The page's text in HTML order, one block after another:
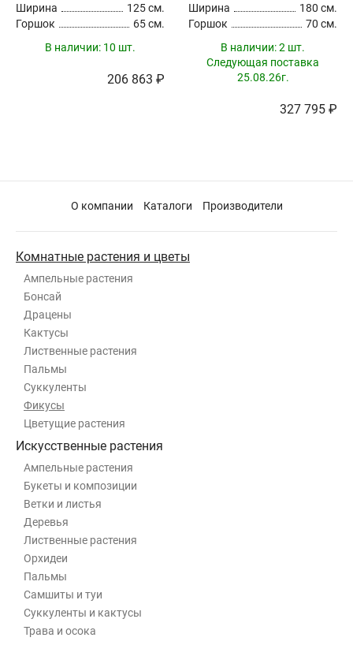
Ширина
125 см.
Горшок
65 см.
В наличии: 10 шт.
206 863 ₽
Ширина
180 см.
Горшок
70 см.
В наличии:2 шт.
Следующая поставка
25.08.26г.
327 795 ₽
О компании Каталоги Производители
Комнатные растения и цветы
Ампельные растения
Бонсай
Драцены
Кактусы
Лиственные растения
Пальмы
Суккуленты
Фикусы
Цветущие растения
Искусственные растения
Ампельные растения
Букеты и композиции
Ветки и листья
Деревья
Лиственные растения
Орхидеи
Пальмы
Самшиты и туи
Суккуленты и кактусы
Трава и осока